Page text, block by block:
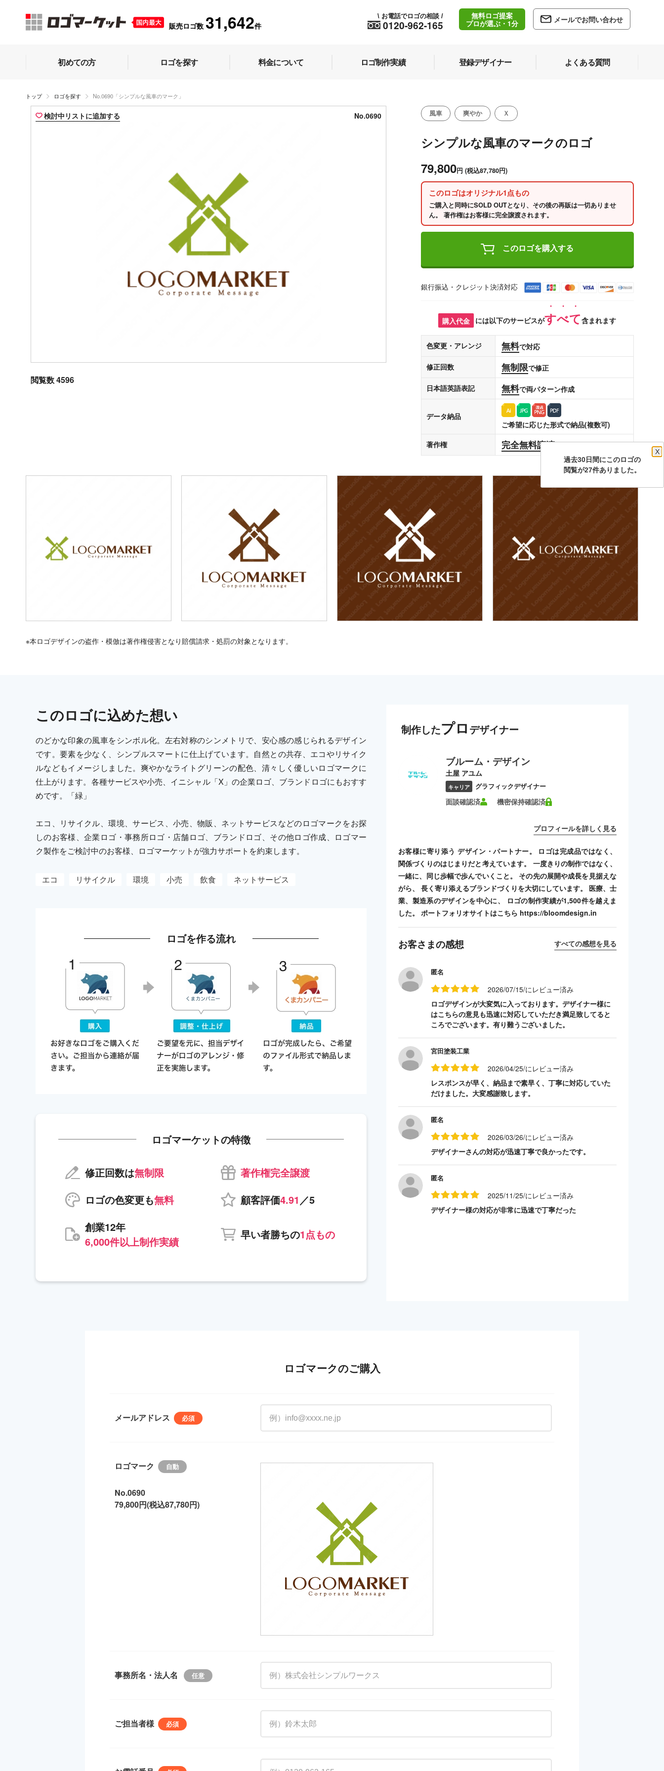
販売ロゴ数 31,642件 0120-962-165
\ お電話でロゴの相談 /
無料ロゴ提案
プロが選ぶ・1分
メールでお問い合わせ
初めての方 ロゴを探す 料金について ロゴ制作実績 登録デザイナー よくある質問
トップ ロゴを探す No.0690「シンプルな風車のマーク」
検討中リストに追加する No.0690
閲覧数 4596
風車 爽やか Ｘ
シンプルな風車のマークのロゴ
79,800円 (税込87,780円)
このロゴはオリジナル1点もの
ご購入と同時にSOLD OUTとなり、その後の再販は一切ありませ
ん。 著作権はお客様に完全譲渡されます。
このロゴを購入する
銀行振込・クレジット決済対応
購入代金 には以下のサービスがすべて含まれます
色変更・アレンジ 無料で対応
修正回数 無制限で修正
日本語英語表記 無料で両パターン作成
データ納品
ご希望に応じた形式で納品(複数可)
著作権
完全無料譲渡します
※本ロゴデザインの盗作・模倣は著作権侵害となり賠償請求・処罰の対象となります。
このロゴに込めた想い
のどかな印象の風車をシンボル化。左右対称のシンメトリで、安心感の感じられるデザイン
です。要素を少なく、シンプルスマートに仕上げています。自然との共存、エコやリサイク
ルなどもイメージしました。爽やかなライトグリーンの配色、清々しく優しいロゴマークに
仕上がります。各種サービスや小売、イニシャル「X」の企業ロゴ、ブランドロゴにもおすす
めです。「緑」
エコ、リサイクル、環境、サービス、小売、物販、ネットサービスなどのロゴマークをお探
しのお客様、企業ロゴ・事務所ロゴ・店舗ロゴ、ブランドロゴ、その他ロゴ作成、ロゴマー
ク製作をご検討中のお客様、ロゴマーケットが強力サポートを約束します。
エコ リサイクル 環境 小売 飲食 ネットサービス
ロゴを作る流れ
ロゴマーケットの特徴
修正回数は無制限
著作権完全譲渡
ロゴの色変更も無料 顧客評価4.91 ／5
創業12年
6,000件以上制作実績
早い者勝ちの1点もの
制作したプロ デザイナー
ブルーム・デザイン
土屋 アユム
キャリア グラフィックデザイナー
面談確認済 機密保持確認済
プロフィールを詳しく見る
お客様に寄り添う デザイン・パートナー。 ロゴは完成品ではなく、
関係づくりのはじまりだと考えています。 一度きりの制作ではなく、
一緒に、同じ歩幅で歩んでいくこと。 その先の展開や成長を見据えな
がら、 長く寄り添えるブランドづくりを大切にしています。 医療、士
業、製造系のデザインを中心に、 ロゴの制作実績が1,500件を越えま
した。 ポートフォリオサイトはこちら https://bloomdesign.in
お客さまの感想 すべての感想を見る
匿名
2026/07/15/にレビュー済み
ロゴデザインが大変気に入っております。デザイナー様に
はこちらの意見も迅速に対応していただき満足致してると
ころでございます。有り難うございました。
宮田塗装工業
2026/04/25/にレビュー済み
レスポンスが早く、納品まで素早く、丁寧に対応していた
だけました。大変感謝致します。
匿名
2026/03/26/にレビュー済み
デザイナーさんの対応が迅速丁寧で良かったです。
匿名
2025/11/25/にレビュー済み
デザイナー様の対応が非常に迅速で丁寧だった
ロゴマークのご購入
メールアドレス
ロゴマーク
No.0690
79,800円(税込87,780円)
事務所名・法人名
ご担当者様
過去30日間にこのロゴの
X
閲覧が27件ありました。